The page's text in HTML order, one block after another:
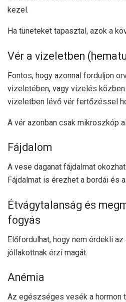
kezel.
Ha tüneteket tapasztal, azok a
Vér a vizeletben
Fontos, hogy azonnal forduljon
vizeletében, vagy vizelés
vizeletben lévő vér fertőzéssel
A vér azonban csak mikroszkóp
Fájdalom
A vese daganat fájdalmat
Fájdalmat is érezhet a bordái és
Étvágytalanság és
fogyás
Előfordulhat, hogy nem érdekli
jóllakottnak érzi magát.
Anémia
Az egészséges vesék a hormon